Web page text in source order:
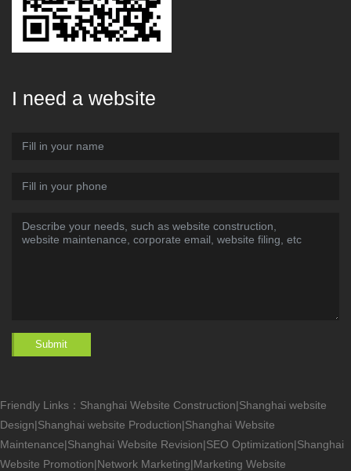
I need a website
Submit
Friendly Links： Shanghai Website Construction|Shanghai website
Design|Shanghai website Production|Shanghai Website
Maintenance|Shanghai Website Revision|SEO Optimization|Shanghai
Website Promotion|Network Marketing|Marketing Website